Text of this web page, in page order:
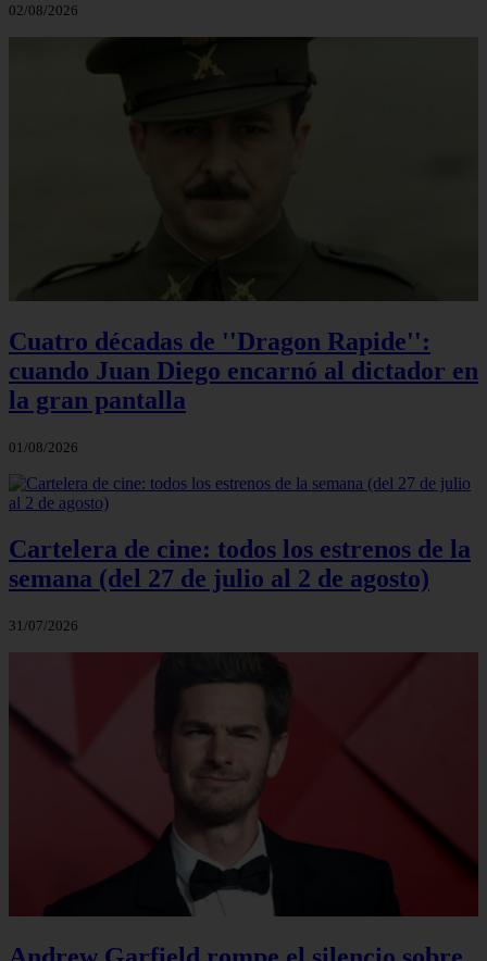
02/08/2026
Cuatro décadas de ''Dragon Rapide'':
cuando Juan Diego encarnó al dictador en
la gran pantalla
01/08/2026
Cartelera de cine: todos los estrenos de la
semana (del 27 de julio al 2 de agosto)
31/07/2026